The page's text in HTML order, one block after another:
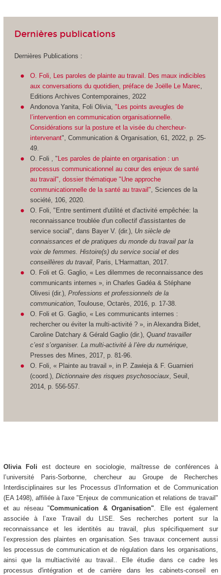
Dernières publications
Dernières Publications :
O. Foli, Les paroles de plainte au travail. Des maux indicibles
aux conversations du quotidien, préface de Joëlle Le Marec,
Editions Archives Contemporaines, 2022
Andonova Yanita, Foli Olivia,"Les points aveugles de
l’intervention en communication organisationnelle.
Considérations sur la posture et la visée du chercheur-
intervenant", Communication & Organisation, 61, 2022, p. 25-
49.
O. Foli , " Les paroles de plainte en organisation : un
processus communicationnel au cœur des enjeux de santé
au travail", dossier thématique "Une approche
communicationnelle de la santé au travail", Sciences de la
société, 106, 2020.
O. Foli, "Entre sentiment d'utilité et d'activité empêchée: la
reconnaissance troublée d'un collectif d'assistantes de
service social", dans Bayer V. (dir.), Un siècle de
connaissances et de pratiques du monde du travail par la
voix de femmes. Histoire(s) du service social et des
conseillères du travail, Paris, L'Harmattan, 2017.
O. Foli et G. Gaglio, « Les dilemmes de reconnaissance des
communicants internes », in Charles Gadéa & Stéphane
Olivesi (dir.),Professions et professionnels de la
communication, Toulouse, Octarès, 2016, p. 17-38.
O. Foli et G. Gaglio, « Les communicants internes :
rechercher ou éviter la multi-activité ? », in Alexandra Bidet,
Caroline Datchary & Gérald Gaglio (dir.),Quand travailler
c’est s’organiser. La multi-activité à l’ère du numérique,
Presses des Mines, 2017, p. 81-96.
O. Foli, « Plainte au travail », in P. Zawieja & F. Guarnieri
(coord.),Dictionnaire des risques psychosociaux, Seuil,
2014, p. 556-557.
Olivia Foli est docteure en sociologie, maîtresse de conférences à
l’université Paris-Sorbonne, chercheur au Groupe de Recherches
Interdisciplinaires sur les Processus d’Information et de Communication
(EA 1498), affiliée à l'axe "Enjeux de communication et relations de travail"
et au réseau "Communication & Organisation". Elle est également
associée à l’axe Travail du LISE. Ses recherches portent sur la
reconnaissance et les identités au travail, plus spécifiquement sur
l’expression des plaintes en organisation. Ses travaux concernent aussi
les processus de communication et de régulation dans les organisations,
ainsi que la multiactivité au travail.. Elle étudie dans ce cadre les
processus d'intégration et de carrière dans les cabinets-conseil en